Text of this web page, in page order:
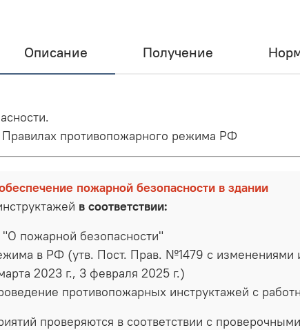
Описание Получение
противопожарного режима РФ
пожарной безопасности в здании
в соответствии:
пожарной безопасности"
в РФ (утв. Пост. Прав. №1479 с изменениями
2023 г., 3 февраля 2025 г.)
противопожарных инструктажей с
проверяются в соответствии с